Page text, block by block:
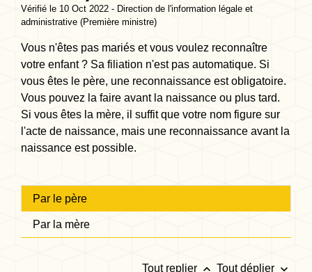
Vérifié le 10 Oct 2022 - Direction de l'information légale et
administrative (Première ministre)
Vous n'êtes pas mariés et vous voulez reconnaître
votre enfant ? Sa filiation n'est pas automatique. Si
vous êtes le père, une reconnaissance est obligatoire.
Vous pouvez la faire avant la naissance ou plus tard.
Si vous êtes la mère, il suffit que votre nom figure sur
l'acte de naissance, mais une reconnaissance avant la
naissance est possible.
Par le père
Par la mère
Tout replier keyboard_arrow_up Tout déplier keyboard_arrow_down